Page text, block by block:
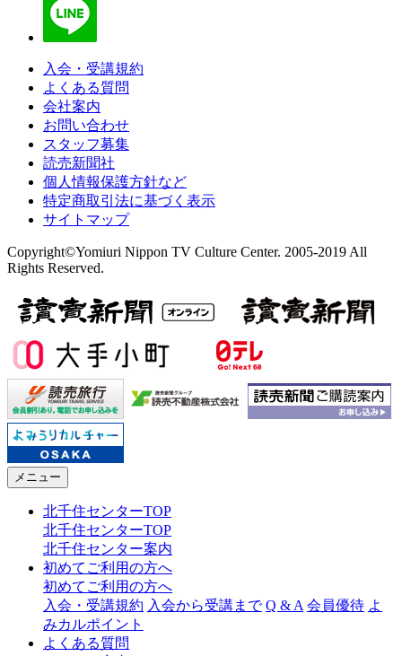
入会・受講規約
よくある質問
会社案内
お問い合わせ
スタッフ募集
読売新聞社
個人情報保護方針など
特定商取引法に基づく表示
サイトマップ
Copyright©Yomiuri Nippon TV Culture Center. 2005-2019 All
Rights Reserved.
メニュー
北千住センターTOP
北千住センターTOP
北千住センター案内
初めてご利用の方へ
初めてご利用の方へ
入会・受講規約 入会から受講まで Q & A 会員優待 よ
みカルポイント
よくある質問